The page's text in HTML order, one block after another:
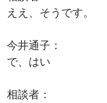
ええ、そうです。
今井通子：
で、はい
相談者：